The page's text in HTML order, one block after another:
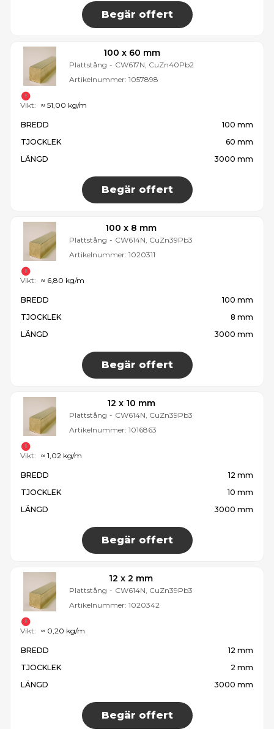
Begär offert
100 x 60 mm
Plattstång - CW617N, CuZn40Pb2
Artikelnummer: 1057898
BREDD
100 mm
TJOCKLEK
60 mm
LÄNGD
3000 mm
Begär offert
Vikt: ≈ 51,00 kg/m
100 x 8 mm
Plattstång - CW614N, CuZn39Pb3
Artikelnummer: 1020311
BREDD
100 mm
TJOCKLEK
8 mm
LÄNGD
3000 mm
Begär offert
Vikt: ≈ 6,80 kg/m
12 x 10 mm
Plattstång - CW614N, CuZn39Pb3
Artikelnummer: 1016863
BREDD
12 mm
TJOCKLEK
10 mm
LÄNGD
3000 mm
Begär offert
Vikt: ≈ 1,02 kg/m
12 x 2 mm
Plattstång - CW614N, CuZn39Pb3
Artikelnummer: 1020342
BREDD
12 mm
TJOCKLEK
2 mm
LÄNGD
3000 mm
Begär offert
Vikt: ≈ 0,20 kg/m